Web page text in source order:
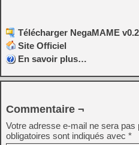
Télécharger NegaMAME
Site Officiel
En savoir plus…
Commentaire ¬
Votre adresse e-mail ne sera pas
obligatoires sont indiqués avec *